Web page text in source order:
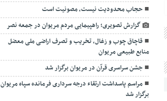
حجاب محدودیت نیست، مصونیت است
گزارش تصویری؛ راهپیمایی مردم مریوان در جمعه نصر
قاچاق چوب و زغال، تخریب و تصرف اراضی ملی معضل
منابع طبیعی مریوان
جشن سراسری قرآن در مریوان برگزار شد
مراسم پاسداشت ارتقاء درجه سرداری فرمانده سپاه مریوان
برگزار شد